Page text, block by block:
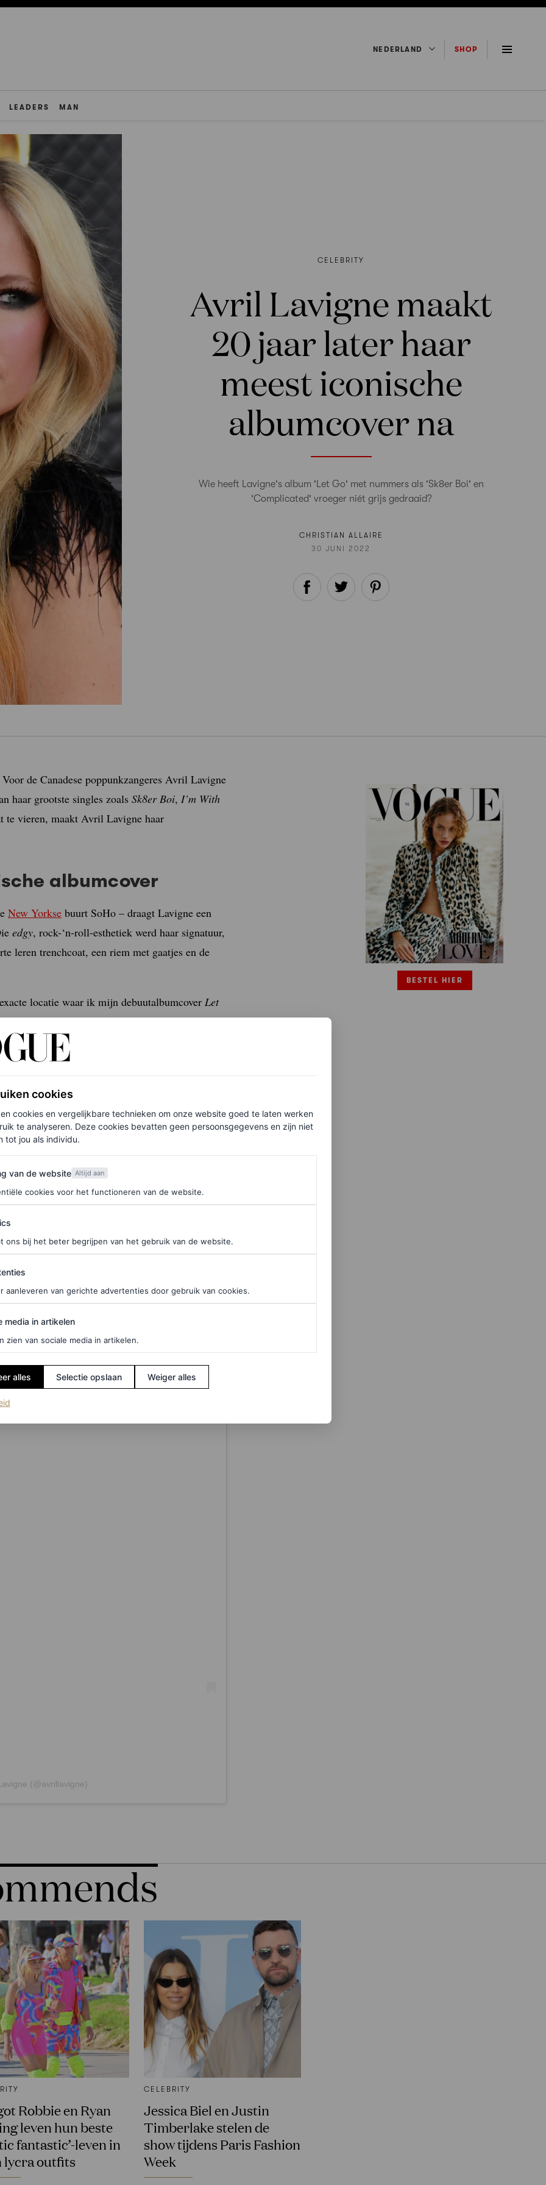
NEDERLAND SHOP
LEADERS MAN
CELEBRITY
Avril Lavigne maakt
20 jaar later haar
meest iconische
albumcover na
Wie heeft Lavigne's album 'Let Go' met nummers als 'Sk8er Boi' en
'Complicated' vroeger niét grijs gedraaid?
CHRISTIAN ALLAIRE
30 JUNI 2022
de Canadese poppunkzangeres Avril Lavigne
haar grootste singles zoals Sk8er Boi, I’m With
te vieren, maakt Avril Lavigne haar
albumcover
New Yorkse buurt SoHo – draagt Lavigne een
edgy, rock-‘n-roll-esthetiek werd haar signatuur,
leren trenchcoat, een riem met gaatjes en de
locatie waar ik mijn debuutalbumcover Let
Garden speelden”, schreef Lavigne op
en ondersteunende fans die me zoveel
van het album ter gelegenheid van het 20-jarig
bracht ze ook haar nieuwe albumLove
muziek’ en het nooit willen veranderen
maar ik heb een beetje meer plezier met mijn
haar stijl eeuwig is.
(@avrillavigne)
BESTEL HIER
Robbie en Ryan
leven hun beste
fantastic’-leven in
lycra outfits
CELEBRITY
Jessica Biel en Justin
Timberlake stelen de
show tijdens Paris Fashion
Week
cookies
cookies en vergelijkbare technieken om onze website goed te laten werken
te analyseren. Deze cookies bevatten geen persoonsgegevens en zijn niet
tot jou als individu.
de website
van de website Altijd aan
cookies voor het functioneren van de website.
ons bij het beter begrijpen van het gebruik van de website.
aanleveren van gerichte advertenties door gebruik van cookies.
in artikelen
media in artikelen
zien van sociale media in artikelen.
alles Selectie opslaan Weiger alles